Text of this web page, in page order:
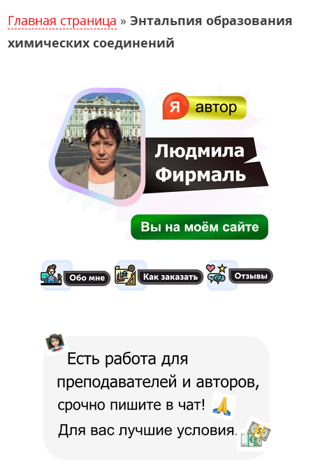
Главная страница »Энтальпия образования
химических соединений